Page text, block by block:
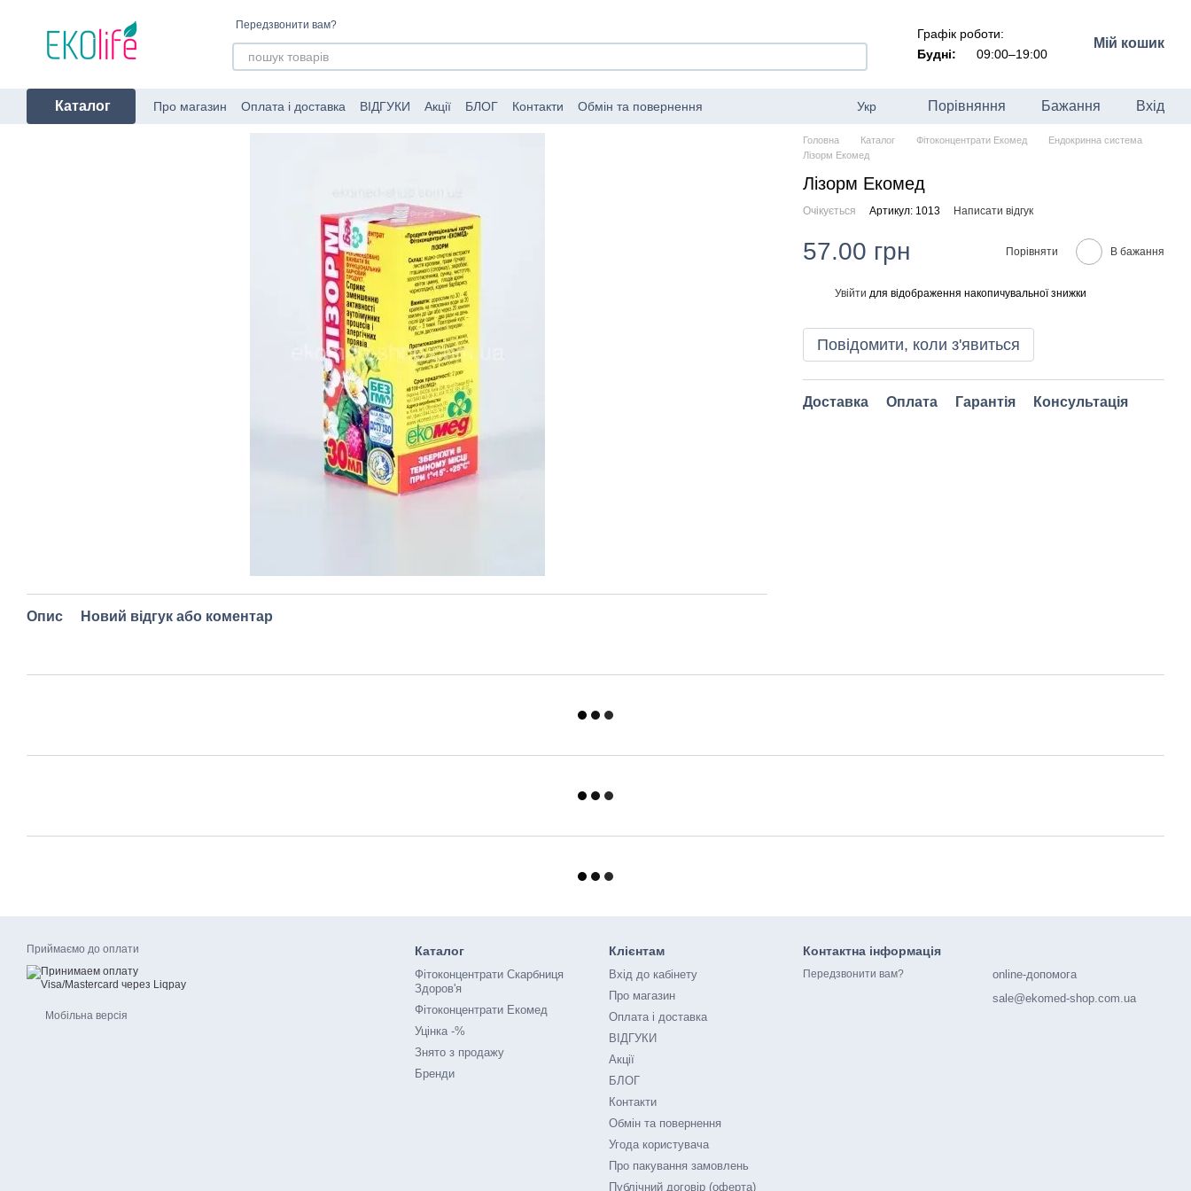
Передзвонити вам?
Графік роботи:
Будні:
09:00–19:00
Мій кошик
Каталог Про магазин Оплата і доставка ВІДГУКИ Акції БЛОГ Контакти
Обмін та повернення
Укр Порівняння Бажання Вхід
Опис Новий відгук або коментар
Головна Каталог Фітоконцентрати Екомед
Ендокринна система
Лізорм Екомед
Лізорм Екомед
Очікується Артикул: 1013 Написати відгук
57.00 грн Порівняти В бажання
Увійти для відображення накопичувальної знижки
Повідомити, коли з'явиться
Доставка Оплата Гарантія Консультація
Приймаємо до оплати
Мобільна версія
Каталог
Фітоконцентрати Скарбниця
Здоров'я
Фітоконцентрати Екомед
Уцінка -%
Знято з продажу
Бренди
Клієнтам
Вхід до кабінету
Про магазин
Оплата і доставка
ВІДГУКИ
Акції
БЛОГ
Контакти
Обмін та повернення
Угода користувача
Про пакування замовлень
Публічний договір (оферта)
Контактна інформація
Передзвонити вам?
online-допомога
sale@ekomed-shop.com.ua